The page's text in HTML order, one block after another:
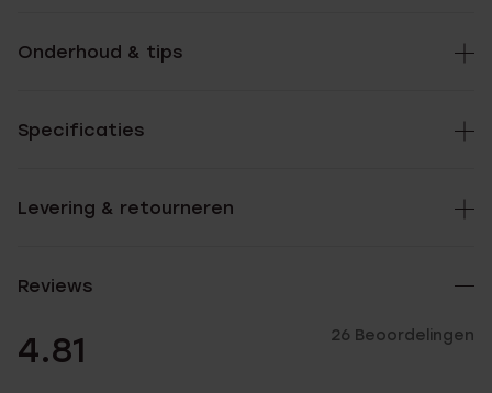
Onderhoud & tips
Specificaties
Levering & retourneren
Reviews
4.81 26 Beoordelingen